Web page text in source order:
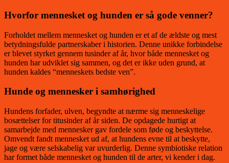
Hvorfor mennesket og hunden er så gode venner?
Forholdet mellem mennesket og hunden er et af de ældste og mest
betydningsfulde partnerskaber i historien. Denne unikke forbindelse
er blevet styrket gennem tusinder af år, hvor både mennesket og
hunden har udviklet sig sammen, og det er ikke uden grund, at
hunden kaldes “menneskets bedste ven”.
Hunde og mennesker i samhørighed
Hundens forfader, ulven, begyndte at nærme sig menneskelige
bosættelser for titusinder af år siden. De opdagede hurtigt at
samarbejde med mennesker gav fordele som føde og beskyttelse.
Omvendt fandt mennesket ud af, at hundens evne til at beskytte,
jage og være selskabelig var uvurderlig. Denne symbiotiske relation
har formet både mennesket og hunden til de arter, vi kender i dag.